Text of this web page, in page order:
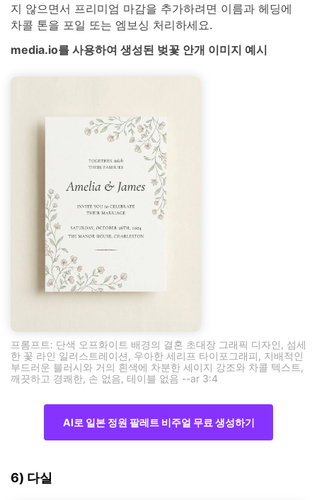
지 않으면서 프리미엄 마감을 추가하려면 이름과 헤딩에
차콜 톤을 포일 또는 엠보싱 처리하세요.
media.io를 사용하여 생성된 벚꽃 안개 이미지 예시
프롬프트: 단색 오프화이트 배경의 결혼 초대장 그래픽 디자인, 섬세
한 꽃 라인 일러스트레이션, 우아한 세리프 타이포그래피, 지배적인
부드러운 블러시와 거의 흰색에 차분한 세이지 강조와 차콜 텍스트,
깨끗하고 경쾌한, 손 없음, 테이블 없음 --ar 3:4
AI로 일본 정원 팔레트 비주얼 무료 생성하기
6) 다실